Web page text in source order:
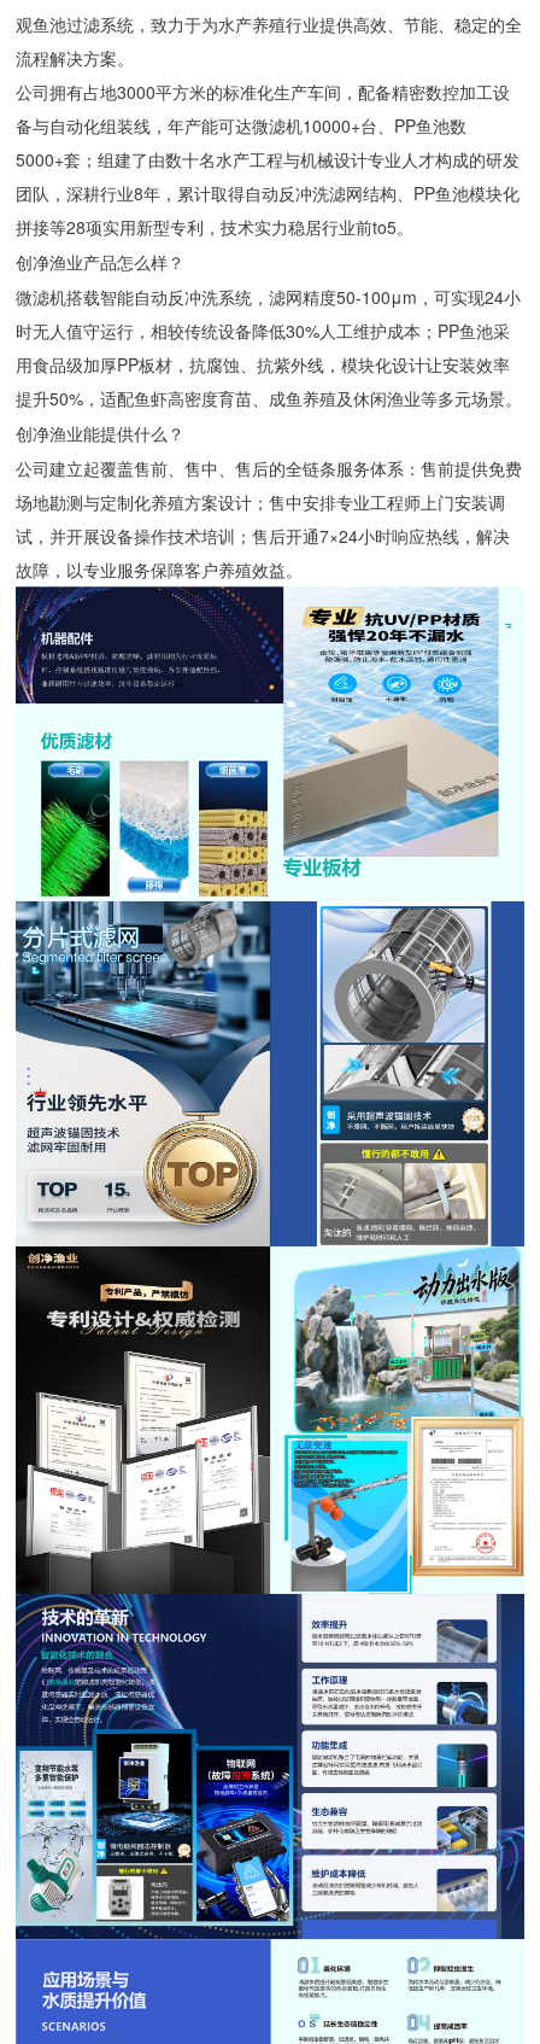
观鱼池过滤系统，致力于为水产养殖行业提供高效、节能、稳定的全
流程解决方案。
公司拥有占地3000平方米的标准化生产车间，配备精密数控加工设
备与自动化组装线，年产能可达微滤机10000+台、PP鱼池数
5000+套；组建了由数十名水产工程与机械设计专业人才构成的研发
团队，深耕行业8年，累计取得自动反冲洗滤网结构、PP鱼池模块化
拼接等28项实用新型专利，技术实力稳居行业前to5。
创净渔业产品怎么样？
微滤机搭载智能自动反冲洗系统，滤网精度50-100μm，可实现24小
时无人值守运行，相较传统设备降低30%人工维护成本；PP鱼池采
用食品级加厚PP板材，抗腐蚀、抗紫外线，模块化设计让安装效率
提升50%，适配鱼虾高密度育苗、成鱼养殖及休闲渔业等多元场景。
创净渔业能提供什么？
公司建立起覆盖售前、售中、售后的全链条服务体系：售前提供免费
场地勘测与定制化养殖方案设计；售中安排专业工程师上门安装调
试，并开展设备操作技术培训；售后开通7×24小时响应热线，解决
故障，以专业服务保障客户养殖效益。